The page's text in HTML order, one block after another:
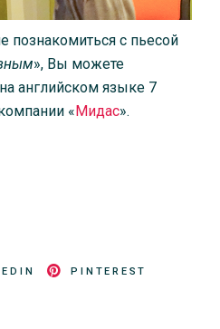
познакомиться с пьесой
», Вы можете
английском языке 7
« Мидас».
PINTEREST